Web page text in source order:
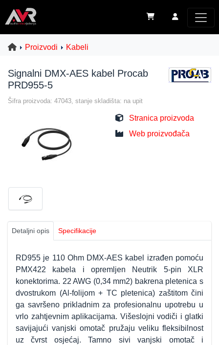
Proizvodi Kabeli
Signalni DMX-AES kabel Procab
PRD955-5
Šifra proizvoda: 47043, stanje skladišta: na upit
Stranica proizvoda
Web proizvođača
Detaljni opis Specifikacije
RD955 je 110 Ohm DMX-AES kabel izrađen pomoću
PMX422 kabela i opremljen Neutrik 5-pin XLR
konektorima. 22 AWG (0,34 mm2) bakrena pletenica s
dvostrukom (Al-folijom + TC pletenica) zaštitom čini
ga savršeno prikladnim za profesionalnu upotrebu u
vrlo zahtjevnim aplikacijama. Višeslojni vodiči i glatki
savijajući vanjski omotač pružaju veliku fleksibilnost
uz čvrst osjećaj. Tamno sivi vanjski omotač i